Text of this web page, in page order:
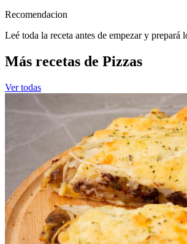
Recomendacion
Leé toda la receta antes de empezar y prepará
Más recetas de Pizzas
Ver todas